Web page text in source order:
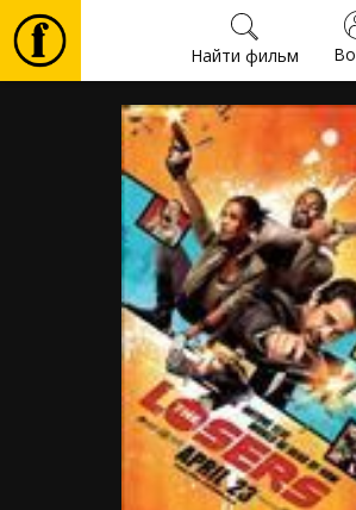
Найти фильм
Фильмы
Билеты
Культура
Мероприятия
Новости
Подарки